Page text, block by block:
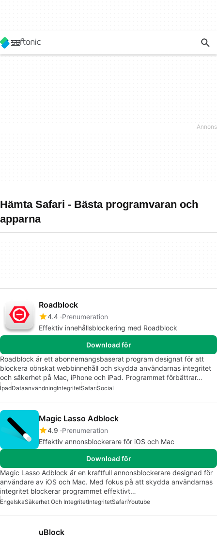
Hämta Safari - Bästa programvaran och
apparna
Roadblock
4.4 Prenumeration
Effektiv innehållsblockering med Roadblock
Download för
Roadblock är ett abonnemangsbaserat program designat för att
blockera oönskat webbinnehåll och skydda användarnas integritet
och säkerhet på Mac, iPhone och iPad. Programmet förbättrar…
IpadDataanvändningIntegritetSafariSocial
Magic Lasso Adblock
4.9 Prenumeration
Effektiv annonsblockerare för iOS och Mac
Download för
Magic Lasso Adblock är en kraftfull annonsblockerare designad för
användare av iOS och Mac. Med fokus på att skydda användarnas
integritet blockerar programmet effektivt…
EngelskaSäkerhet Och IntegritetIntegritetSafariYoutube
uBlock